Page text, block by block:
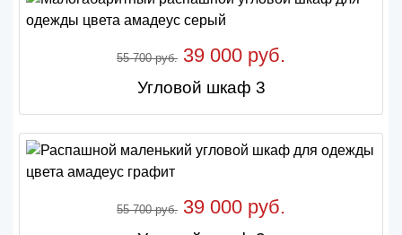
55 700 руб. 39 000 руб.
Угловой шкаф 3
55 700 руб. 39 000 руб.